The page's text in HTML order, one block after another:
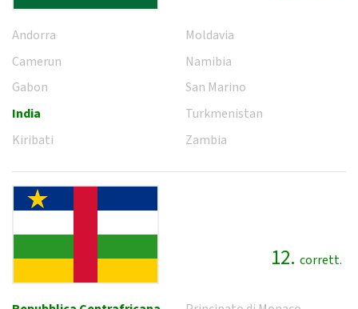
Andorra
Camerun
Gabon
India
Kiribati
Moldavia
Namibia
San Marino
Turkmenistan
Zambia
12. corrett.